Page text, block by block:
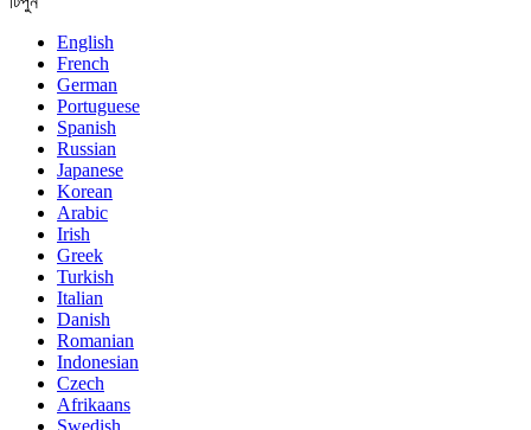
English
French
German
Portuguese
Spanish
Russian
Japanese
Korean
Arabic
Irish
Greek
Turkish
Italian
Danish
Romanian
Indonesian
Czech
Afrikaans
Swedish